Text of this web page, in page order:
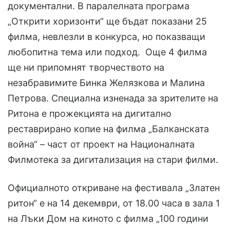
документални. В паралелната програма
„Открити хоризонти“ ще бъдат показани 25
филма, невлезли в конкурса, но показващи
любопитна тема или подход. Още 4 филма
ще ни припомнят творчеството на
незабравимите Бинка Желязкова и Малина
Петрова. Специална изненада за зрителите на
Ритона е прожекцията на дигитално
реставрирано копие на филма „Балканската
война“ – част от проект на Националната
Филмотека за дигитализация на стари филми.
Официалното откриване на фестивала „Златен
ритон“ е на 14 декември, от 18.00 часа в зала 1
на Лъки Дом на киното с филма „100 години